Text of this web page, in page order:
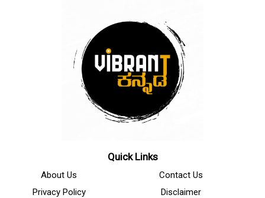
Quick Links
About Us
Contact Us
Privacy Policy
Disclaimer